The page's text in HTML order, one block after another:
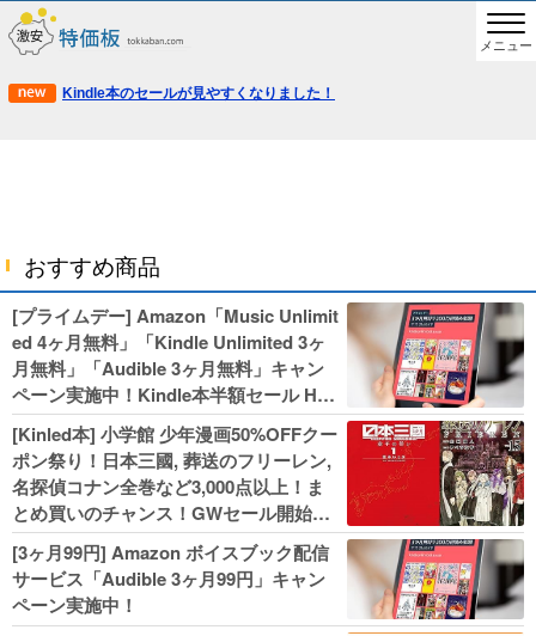
メニュー
Kindle本のセールが見やすくなりました！
おすすめ商品
[プライムデー] Amazon「Music Unlimit
ed 4ヶ月無料」「Kindle Unlimited 3ヶ
月無料」「Audible 3ヶ月無料」キャン
ペーン実施中！Kindle本半額セール HU
NTER×HUNTERなど集英社、無職転生,
幼女戦記などKADOKAWA、キャプテン
翼100円セールも！
[Kinled本] 小学館 少年漫画50%OFFクー
ポン祭り！日本三國, 葬送のフリーレン,
名探偵コナン全巻など3,000点以上！ま
とめ買いのチャンス！GWセール開始！
人気コミック多数 カドカワ祭やIT関連本
がセールに！
[3ヶ月99円] Amazon ボイスブック配信
サービス「Audible 3ヶ月99円」キャン
ペーン実施中！